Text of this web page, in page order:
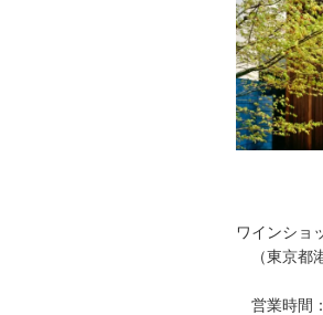
ワインショ
（東京都
営業時間：